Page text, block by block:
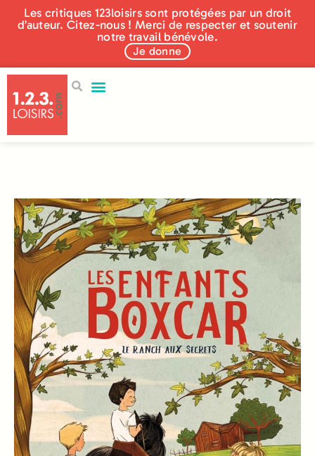
Les critiques 123loisirs sont protégées par un droit
d’auteur. Citez-nous ! Merci de respecter et soutenir
notre travail bénévole.
Je donne